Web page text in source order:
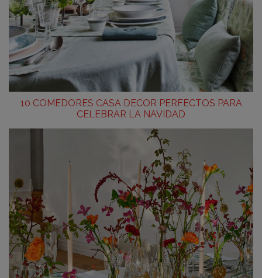
10 COMEDORES CASA DECOR PERFECTOS PARA
CELEBRAR LA NAVIDAD